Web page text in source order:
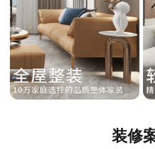
装修